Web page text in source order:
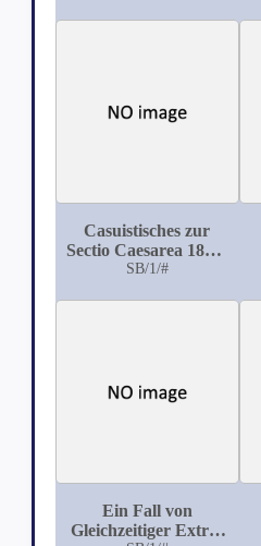
Casuistisches zur
Sectio Caesarea 1896-
1907
SB/1/#
Ein Fall von
Gleichzeitiger Extra-